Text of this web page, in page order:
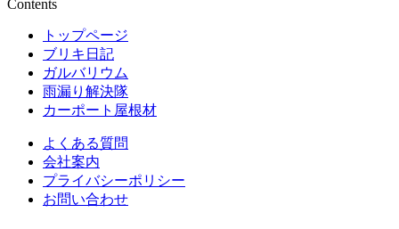
Contents
トップページ
ブリキ日記
ガルバリウム
雨漏り解決隊
カーポート屋根材
よくある質問
会社案内
プライバシーポリシー
お問い合わせ